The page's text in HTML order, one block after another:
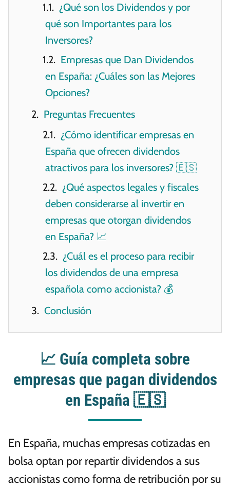
¿Qué son los Dividendos y por
qué son Importantes para los
Inversores?
Empresas que Dan Dividendos
en España: ¿Cuáles son las Mejores
Opciones?
Preguntas Frecuentes
¿Cómo identificar empresas en
España que ofrecen dividendos
atractivos para los inversores? 🇪🇸
¿Qué aspectos legales y fiscales
deben considerarse al invertir en
empresas que otorgan dividendos
en España? 📈
¿Cuál es el proceso para recibir
los dividendos de una empresa
española como accionista? 💰
Conclusión
📈 Guía completa sobre
empresas que pagan dividendos
en España 🇪🇸
En España, muchas empresas cotizadas en
bolsa optan por repartir dividendos a sus
accionistas como forma de retribución por su